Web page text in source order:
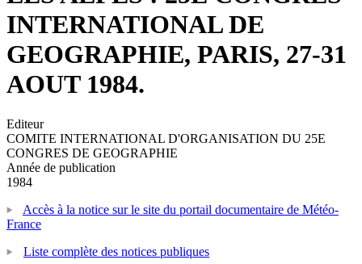
INTERNATIONAL DE
GEOGRAPHIE, PARIS, 27-31
AOUT 1984.
Editeur
COMITE INTERNATIONAL D'ORGANISATION DU 25E
CONGRES DE GEOGRAPHIE
Année de publication
1984
Accès à la notice sur le site du portail documentaire de Météo-
France
Liste complète des notices publiques